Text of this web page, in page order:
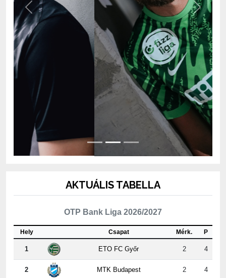
OTP Bank Liga 2026/2027
Csapat
1 ETO FC Győr 2 4
2 MTK Budapest 2 4
3 Kisvárda Master Good 2 4